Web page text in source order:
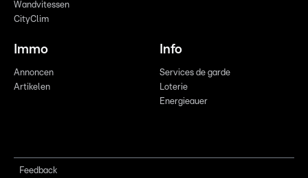
Wandvitessen
CityClim
Immo
Annoncen
Artikelen
Info
Services de garde
Loterie
Energieauer
Feedback